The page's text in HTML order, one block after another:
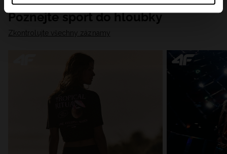
Poznejte sport do hloubky
Zkontrolujte všechny záznamy